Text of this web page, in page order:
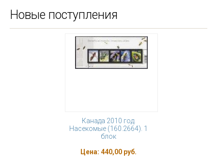
Новые поступления
Канада 2010 год.
Насекомые (160.2664). 1
блок
Цена: 440,00 руб.